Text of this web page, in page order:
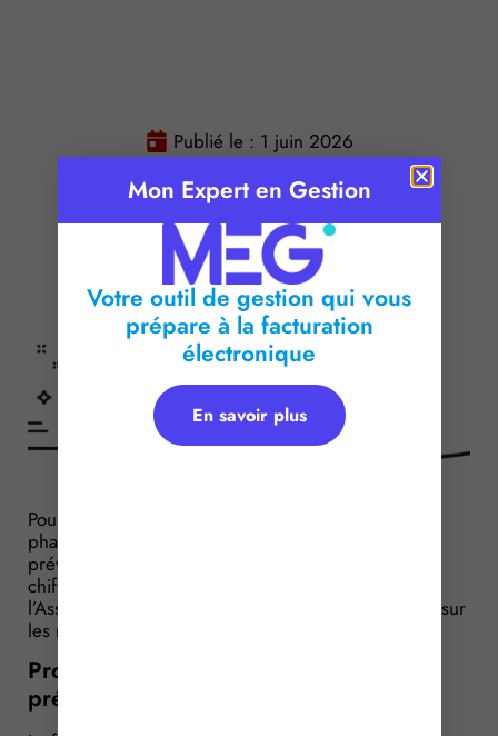
Publié le : 1 juin 2026
Pour les entreprises exploitant des produits
pharmaceutiques remboursés, il est généralement
prévu un système de remise d’une partie de leur
chiffre d’affaires sur ces produits auprès de
l’Assurance maladie. Des précisions sont apportées sur
les modalités de versement de ces remises…
Provisions sur remises : un calendrier
précisé
Mon Expert en Gestion
Votre outil de gestion qui vous
prépare à la facturation
électronique
En savoir plus